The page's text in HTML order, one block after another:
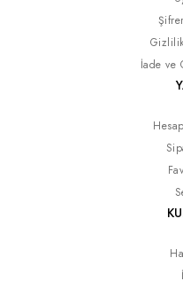
İade ve